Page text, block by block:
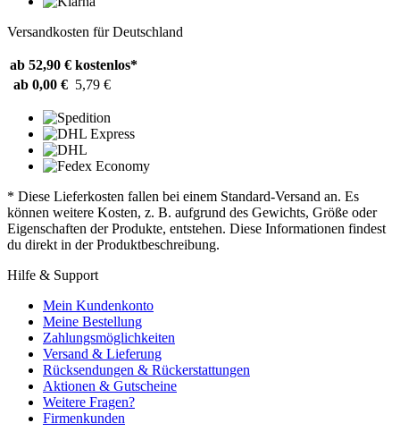
Versandkosten für Deutschland
ab 52,90 € kostenlos*
ab 0,00 € 5,79 €
* Diese Lieferkosten fallen bei einem Standard-Versand an. Es
können weitere Kosten, z. B. aufgrund des Gewichts, Größe oder
Eigenschaften der Produkte, entstehen. Diese Informationen findest
du direkt in der Produktbeschreibung.
Hilfe & Support
Mein Kundenkonto
Meine Bestellung
Zahlungsmöglichkeiten
Versand & Lieferung
Rücksendungen & Rückerstattungen
Aktionen & Gutscheine
Weitere Fragen?
Firmenkunden